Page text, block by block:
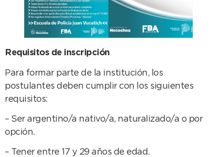
Requisitos de inscripción
Para formar parte de la institución, los
postulantes deben cumplir con los siguientes
requisitos:
– Ser argentino/a nativo/a, naturalizado/a o por
opción.
– Tener entre 17 y 29 años de edad.